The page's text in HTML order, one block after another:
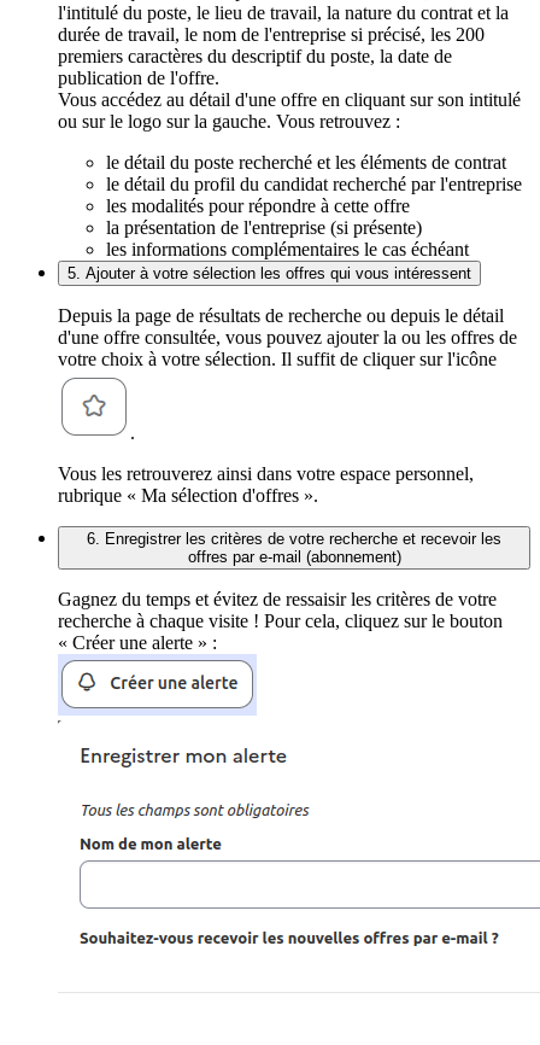
l'intitulé du poste, le lieu de travail, la nature du contrat et la
durée de travail, le nom de l'entreprise si précisé, les 200
premiers caractères du descriptif du poste, la date de
publication de l'offre.
Vous accédez au détail d'une offre en cliquant sur son intitulé
ou sur le logo sur la gauche. Vous retrouvez :
le détail du poste recherché et les éléments de contrat
le détail du profil du candidat recherché par l'entreprise
les modalités pour répondre à cette offre
la présentation de l'entreprise (si présente)
les informations complémentaires le cas échéant
5. Ajouter à votre sélection les offres qui vous intéressent
Depuis la page de résultats de recherche ou depuis le détail
d'une offre consultée, vous pouvez ajouter la ou les offres de
votre choix à votre sélection. Il suffit de cliquer sur l'icône
.
Vous les retrouverez ainsi dans votre espace personnel,
rubrique « Ma sélection d'offres ».
6. Enregistrer les critères de votre recherche et recevoir les
offres par e-mail (abonnement)
Gagnez du temps et évitez de ressaisir les critères de votre
recherche à chaque visite ! Pour cela, cliquez sur le bouton
« Créer une alerte » :